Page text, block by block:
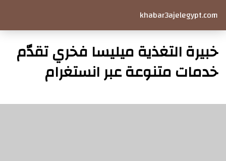
khabar3ajelegypt.com
خبيرة التغذية ميليسا فخري تقدّم
خدمات متنوعة عبر انستغرام